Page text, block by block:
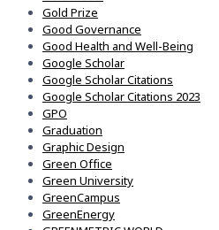
Gold Prize
Good Governance
Good Health and Well-Being
Google Scholar
Google Scholar Citations
Google Scholar Citations 2023
GPO
Graduation
Graphic Design
Green Office
Green University
GreenCampus
GreenEnergy